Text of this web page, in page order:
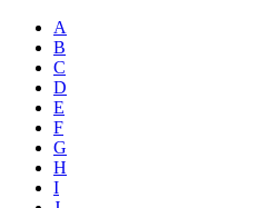
A
B
C
D
E
F
G
H
I